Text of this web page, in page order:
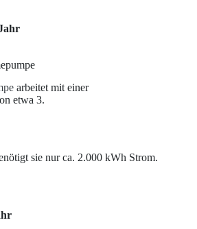
arbeitet mit einer
etwa 3.
sie nur ca. 2.000 kWh Strom.